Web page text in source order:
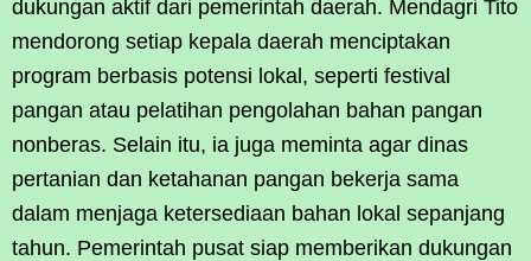
dukungan aktif dari pemerintah daerah. Mendagri Tito
mendorong setiap kepala daerah menciptakan
program berbasis potensi lokal, seperti festival
pangan atau pelatihan pengolahan bahan pangan
nonberas. Selain itu, ia juga meminta agar dinas
pertanian dan ketahanan pangan bekerja sama
dalam menjaga ketersediaan bahan lokal sepanjang
tahun. Pemerintah pusat siap memberikan dukungan